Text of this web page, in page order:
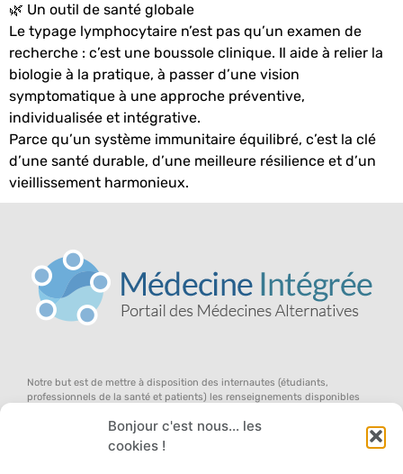
Bonjour c'est nous... les
cookies !
🌿 Un outil de santé globale
Le typage lymphocytaire n’est pas qu’un examen de
recherche : c’est une boussole clinique. Il aide à relier la
biologie à la pratique, à passer d’une vision
symptomatique à une approche préventive,
individualisée et intégrative.
Parce qu’un système immunitaire équilibré, c’est la clé
d’une santé durable, d’une meilleure résilience et d’un
vieillissement harmonieux.
Notre but est de mettre à disposition des internautes (étudiants,
professionnels de la santé et patients) les renseignements disponibles
complementary and alternative medicine »), au sein d’un concept global
d’équilibre du terrain, pour qu’ils participent avec nous au débat ouvert